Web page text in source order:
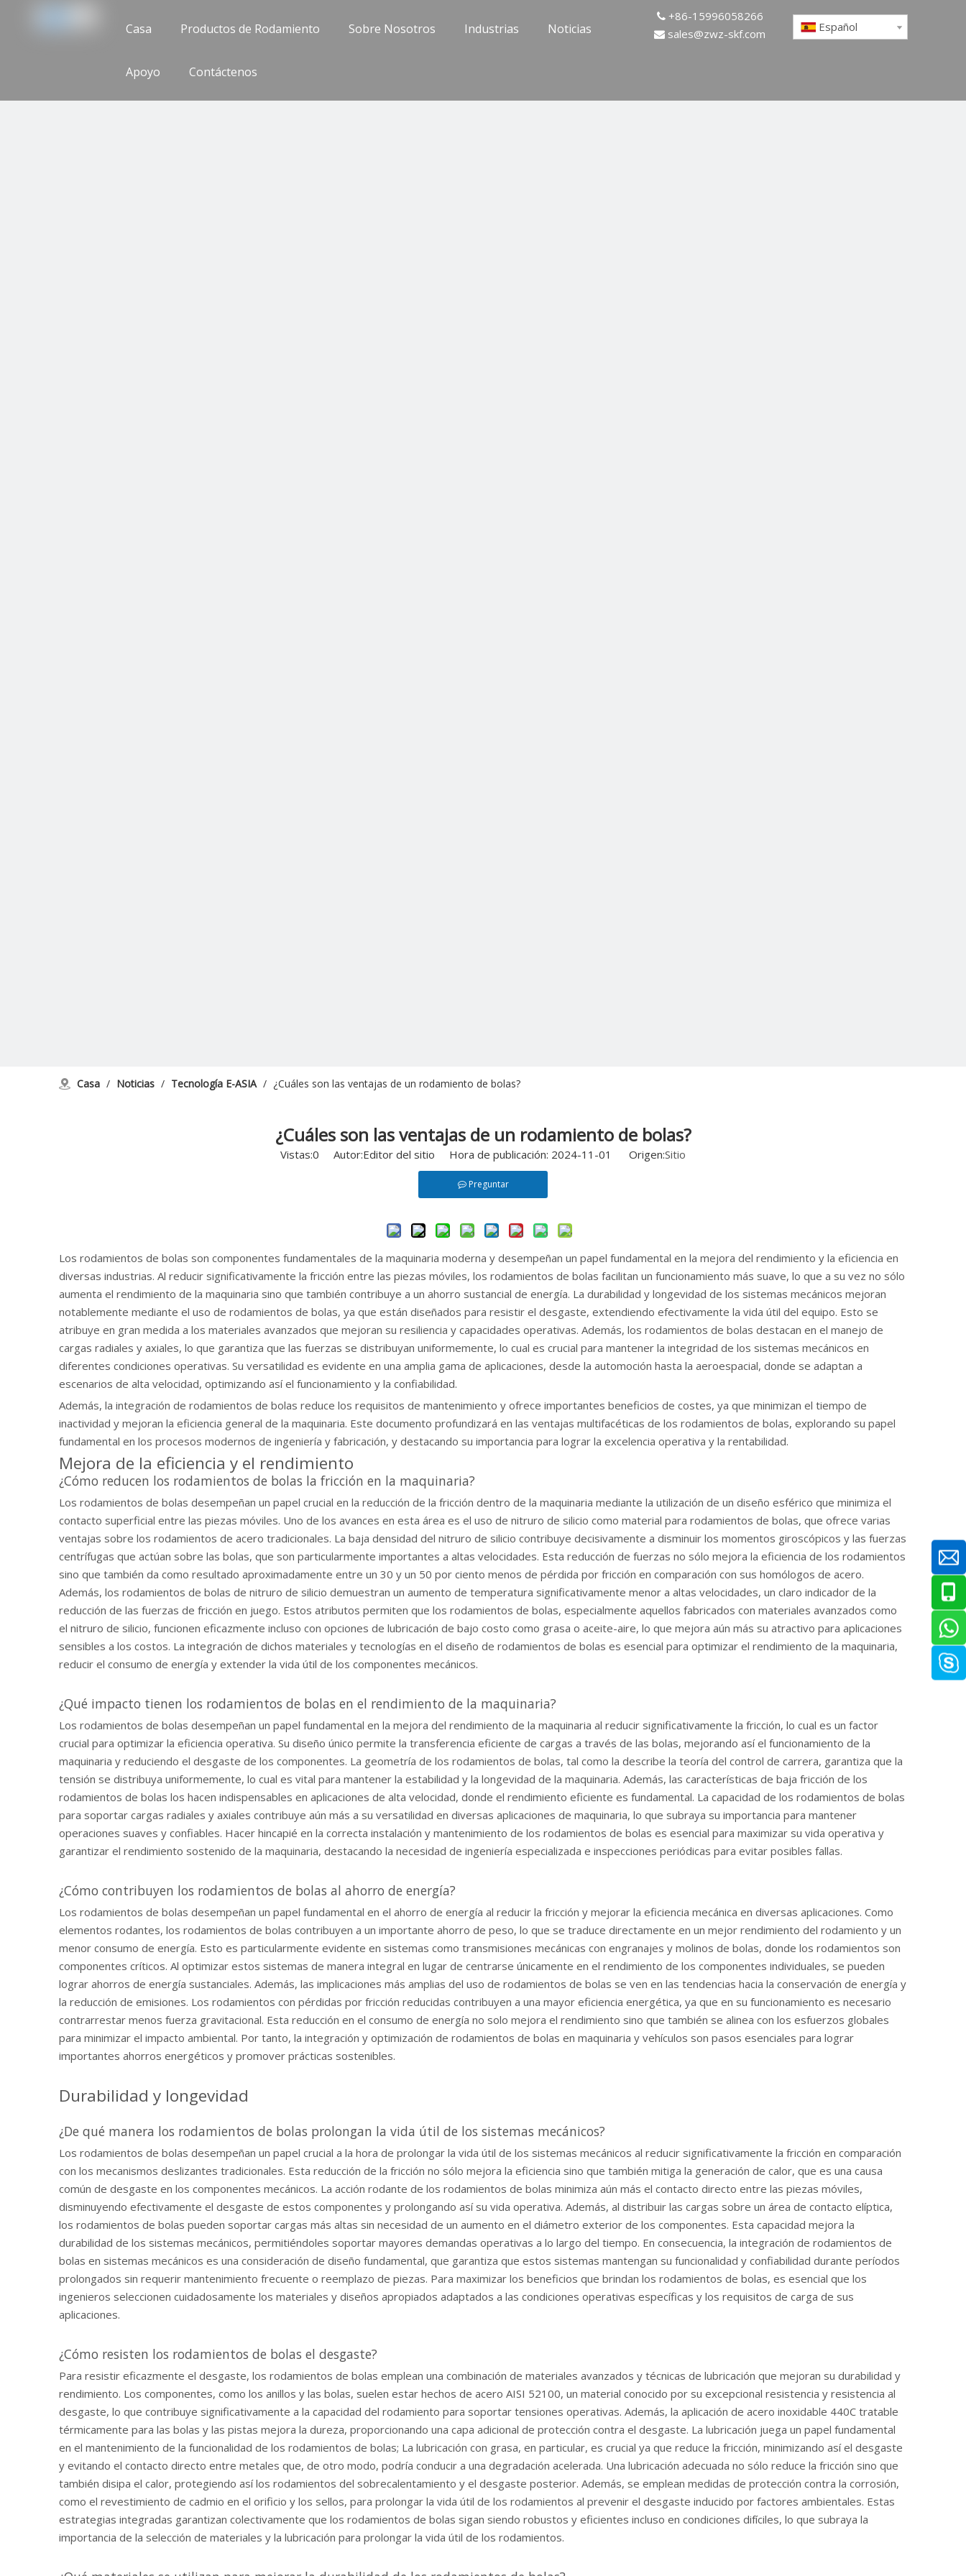
Casa Productos de Rodamiento Sobre Nosotros Industrias Noticias
Apoyo Contáctenos
+86-15996058266
 sales@zwz-skf.com Español
Casa / Noticias / Tecnología E-ASIA / ¿Cuáles son las ventajas de un rodamiento de bolas?
¿Cuáles son las ventajas de un rodamiento de bolas?
Vistas:0 Autor:Editor del sitio Hora de publicación: 2024-11-01 Origen:Sitio
Preguntar
Los rodamientos de bolas son componentes fundamentales de la maquinaria moderna y desempeñan un papel fundamental en la mejora del rendimiento y la eficiencia en
diversas industrias. Al reducir significativamente la fricción entre las piezas móviles, los rodamientos de bolas facilitan un funcionamiento más suave, lo que a su vez no sólo
aumenta el rendimiento de la maquinaria sino que también contribuye a un ahorro sustancial de energía. La durabilidad y longevidad de los sistemas mecánicos mejoran
notablemente mediante el uso de rodamientos de bolas, ya que están diseñados para resistir el desgaste, extendiendo efectivamente la vida útil del equipo. Esto se
atribuye en gran medida a los materiales avanzados que mejoran su resiliencia y capacidades operativas. Además, los rodamientos de bolas destacan en el manejo de
cargas radiales y axiales, lo que garantiza que las fuerzas se distribuyan uniformemente, lo cual es crucial para mantener la integridad de los sistemas mecánicos en
diferentes condiciones operativas. Su versatilidad es evidente en una amplia gama de aplicaciones, desde la automoción hasta la aeroespacial, donde se adaptan a
escenarios de alta velocidad, optimizando así el funcionamiento y la confiabilidad.
Además, la integración de rodamientos de bolas reduce los requisitos de mantenimiento y ofrece importantes beneficios de costes, ya que minimizan el tiempo de
inactividad y mejoran la eficiencia general de la maquinaria. Este documento profundizará en las ventajas multifacéticas de los rodamientos de bolas, explorando su papel
fundamental en los procesos modernos de ingeniería y fabricación, y destacando su importancia para lograr la excelencia operativa y la rentabilidad.
Mejora de la eficiencia y el rendimiento
¿Cómo reducen los rodamientos de bolas la fricción en la maquinaria?
Los rodamientos de bolas desempeñan un papel crucial en la reducción de la fricción dentro de la maquinaria mediante la utilización de un diseño esférico que minimiza el
contacto superficial entre las piezas móviles. Uno de los avances en esta área es el uso de nitruro de silicio como material para rodamientos de bolas, que ofrece varias
ventajas sobre los rodamientos de acero tradicionales. La baja densidad del nitruro de silicio contribuye decisivamente a disminuir los momentos giroscópicos y las fuerzas
centrífugas que actúan sobre las bolas, que son particularmente importantes a altas velocidades. Esta reducción de fuerzas no sólo mejora la eficiencia de los rodamientos
sino que también da como resultado aproximadamente entre un 30 y un 50 por ciento menos de pérdida por fricción en comparación con sus homólogos de acero.
Además, los rodamientos de bolas de nitruro de silicio demuestran un aumento de temperatura significativamente menor a altas velocidades, un claro indicador de la
reducción de las fuerzas de fricción en juego. Estos atributos permiten que los rodamientos de bolas, especialmente aquellos fabricados con materiales avanzados como
el nitruro de silicio, funcionen eficazmente incluso con opciones de lubricación de bajo costo como grasa o aceite-aire, lo que mejora aún más su atractivo para aplicaciones
sensibles a los costos. La integración de dichos materiales y tecnologías en el diseño de rodamientos de bolas es esencial para optimizar el rendimiento de la maquinaria,
reducir el consumo de energía y extender la vida útil de los componentes mecánicos.
¿Qué impacto tienen los rodamientos de bolas en el rendimiento de la maquinaria?
Los rodamientos de bolas desempeñan un papel fundamental en la mejora del rendimiento de la maquinaria al reducir significativamente la fricción, lo cual es un factor
crucial para optimizar la eficiencia operativa. Su diseño único permite la transferencia eficiente de cargas a través de las bolas, mejorando así el funcionamiento de la
maquinaria y reduciendo el desgaste de los componentes. La geometría de los rodamientos de bolas, tal como la describe la teoría del control de carrera, garantiza que la
tensión se distribuya uniformemente, lo cual es vital para mantener la estabilidad y la longevidad de la maquinaria. Además, las características de baja fricción de los
rodamientos de bolas los hacen indispensables en aplicaciones de alta velocidad, donde el rendimiento eficiente es fundamental. La capacidad de los rodamientos de bolas
para soportar cargas radiales y axiales contribuye aún más a su versatilidad en diversas aplicaciones de maquinaria, lo que subraya su importancia para mantener
operaciones suaves y confiables. Hacer hincapié en la correcta instalación y mantenimiento de los rodamientos de bolas es esencial para maximizar su vida operativa y
garantizar el rendimiento sostenido de la maquinaria, destacando la necesidad de ingeniería especializada e inspecciones periódicas para evitar posibles fallas.
¿Cómo contribuyen los rodamientos de bolas al ahorro de energía?
Los rodamientos de bolas desempeñan un papel fundamental en el ahorro de energía al reducir la fricción y mejorar la eficiencia mecánica en diversas aplicaciones. Como
elementos rodantes, los rodamientos de bolas contribuyen a un importante ahorro de peso, lo que se traduce directamente en un mejor rendimiento del rodamiento y un
menor consumo de energía. Esto es particularmente evidente en sistemas como transmisiones mecánicas con engranajes y molinos de bolas, donde los rodamientos son
componentes críticos. Al optimizar estos sistemas de manera integral en lugar de centrarse únicamente en el rendimiento de los componentes individuales, se pueden
lograr ahorros de energía sustanciales. Además, las implicaciones más amplias del uso de rodamientos de bolas se ven en las tendencias hacia la conservación de energía y
la reducción de emisiones. Los rodamientos con pérdidas por fricción reducidas contribuyen a una mayor eficiencia energética, ya que en su funcionamiento es necesario
contrarrestar menos fuerza gravitacional. Esta reducción en el consumo de energía no solo mejora el rendimiento sino que también se alinea con los esfuerzos globales
para minimizar el impacto ambiental. Por tanto, la integración y optimización de rodamientos de bolas en maquinaria y vehículos son pasos esenciales para lograr
importantes ahorros energéticos y promover prácticas sostenibles.
Durabilidad y longevidad
¿De qué manera los rodamientos de bolas prolongan la vida útil de los sistemas mecánicos?
Los rodamientos de bolas desempeñan un papel crucial a la hora de prolongar la vida útil de los sistemas mecánicos al reducir significativamente la fricción en comparación
con los mecanismos deslizantes tradicionales. Esta reducción de la fricción no sólo mejora la eficiencia sino que también mitiga la generación de calor, que es una causa
común de desgaste en los componentes mecánicos. La acción rodante de los rodamientos de bolas minimiza aún más el contacto directo entre las piezas móviles,
disminuyendo efectivamente el desgaste de estos componentes y prolongando así su vida operativa. Además, al distribuir las cargas sobre un área de contacto elíptica,
los rodamientos de bolas pueden soportar cargas más altas sin necesidad de un aumento en el diámetro exterior de los componentes. Esta capacidad mejora la
durabilidad de los sistemas mecánicos, permitiéndoles soportar mayores demandas operativas a lo largo del tiempo. En consecuencia, la integración de rodamientos de
bolas en sistemas mecánicos es una consideración de diseño fundamental, que garantiza que estos sistemas mantengan su funcionalidad y confiabilidad durante períodos
prolongados sin requerir mantenimiento frecuente o reemplazo de piezas. Para maximizar los beneficios que brindan los rodamientos de bolas, es esencial que los
ingenieros seleccionen cuidadosamente los materiales y diseños apropiados adaptados a las condiciones operativas específicas y los requisitos de carga de sus
aplicaciones.
¿Cómo resisten los rodamientos de bolas el desgaste?
Para resistir eficazmente el desgaste, los rodamientos de bolas emplean una combinación de materiales avanzados y técnicas de lubricación que mejoran su durabilidad y
rendimiento. Los componentes, como los anillos y las bolas, suelen estar hechos de acero AISI 52100, un material conocido por su excepcional resistencia y resistencia al
desgaste, lo que contribuye significativamente a la capacidad del rodamiento para soportar tensiones operativas. Además, la aplicación de acero inoxidable 440C tratable
térmicamente para las bolas y las pistas mejora la dureza, proporcionando una capa adicional de protección contra el desgaste. La lubricación juega un papel fundamental
en el mantenimiento de la funcionalidad de los rodamientos de bolas; La lubricación con grasa, en particular, es crucial ya que reduce la fricción, minimizando así el desgaste
y evitando el contacto directo entre metales que, de otro modo, podría conducir a una degradación acelerada. Una lubricación adecuada no sólo reduce la fricción sino que
también disipa el calor, protegiendo así los rodamientos del sobrecalentamiento y el desgaste posterior. Además, se emplean medidas de protección contra la corrosión,
como el revestimiento de cadmio en el orificio y los sellos, para prolongar la vida útil de los rodamientos al prevenir el desgaste inducido por factores ambientales. Estas
estrategias integradas garantizan colectivamente que los rodamientos de bolas sigan siendo robustos y eficientes incluso en condiciones difíciles, lo que subraya la
importancia de la selección de materiales y la lubricación para prolongar la vida útil de los rodamientos.